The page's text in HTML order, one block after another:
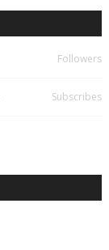
Followers
Subscribes